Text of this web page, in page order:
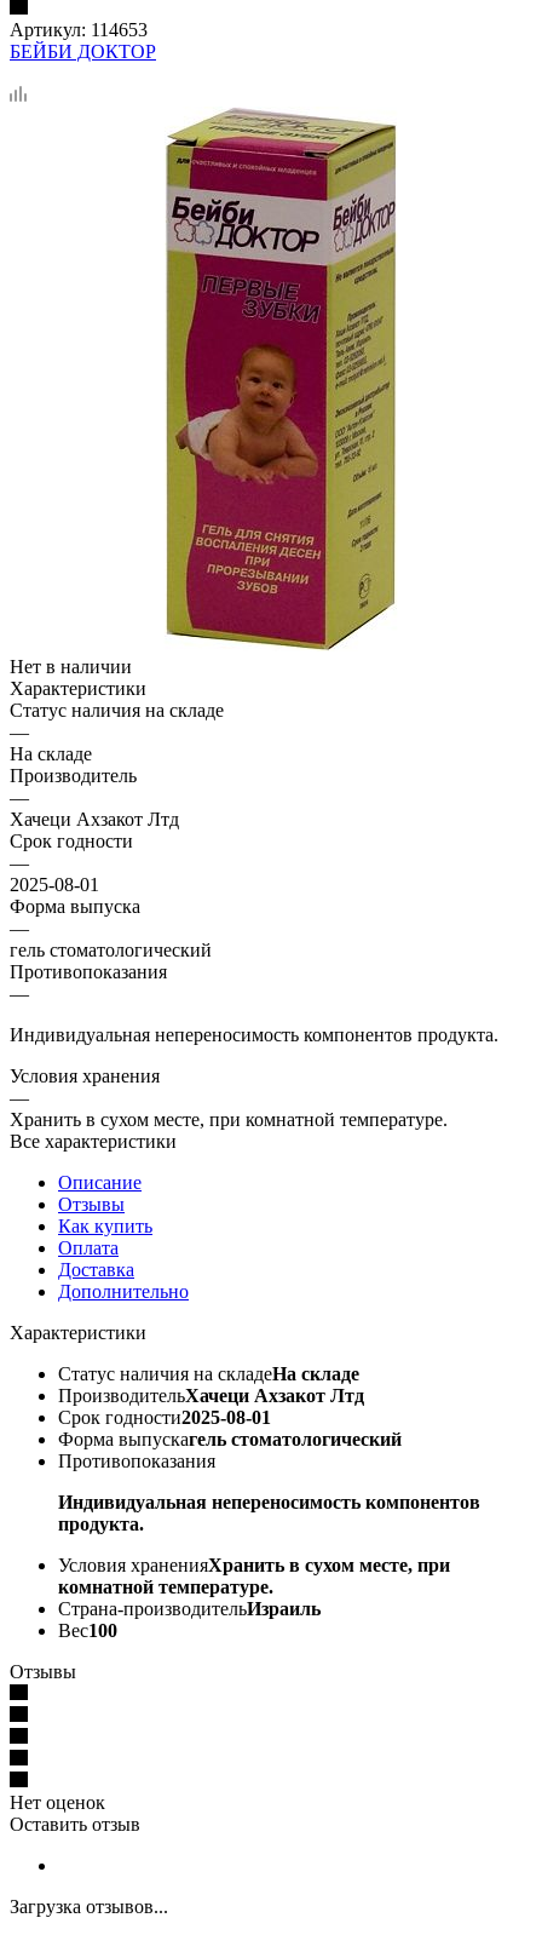
Артикул: 114653
БЕЙБИ ДОКТОР
Нет в наличии
Характеристики
Статус наличия на складе
—
На складе
Производитель
—
Хачеци Ахзакот Лтд
Срок годности
—
2025-08-01
Форма выпуска
—
гель стоматологический
Противопоказания
—
Индивидуальная непереносимость компонентов продукта.
Условия хранения
—
Хранить в сухом месте, при комнатной температуре.
Все характеристики
Описание
Отзывы
Как купить
Оплата
Доставка
Дополнительно
Характеристики
Статус наличия на складеНа складе
ПроизводительХачеци Ахзакот Лтд
Срок годности2025-08-01
Форма выпускагель стоматологический
Противопоказания
Индивидуальная непереносимость компонентов
продукта.
Условия храненияХранить в сухом месте, при
комнатной температуре.
Страна-производительИзраиль
Вес100
Отзывы
Нет оценок
Оставить отзыв
Загрузка отзывов...